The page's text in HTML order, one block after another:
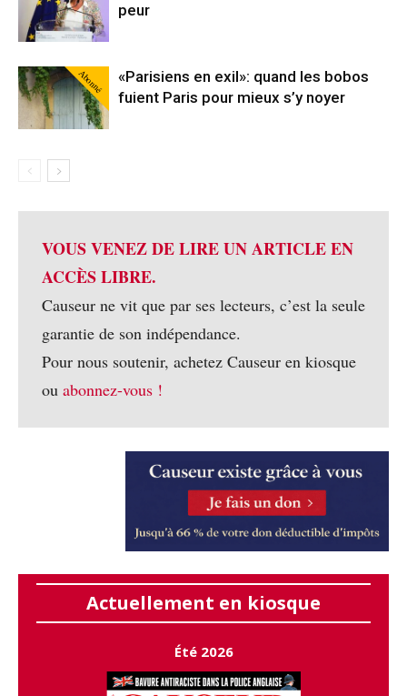
peur
Abonné
«Parisiens en exil»: quand les bobos
fuient Paris pour mieux s’y noyer
VOUS VENEZ DE LIRE UN ARTICLE EN
ACCÈS LIBRE.
Causeur ne vit que par ses lecteurs, c’est la seule
garantie de son indépendance.
Pour nous soutenir, achetez Causeur en kiosque
ou abonnez-vous !
Actuellement en kiosque
Été 2026